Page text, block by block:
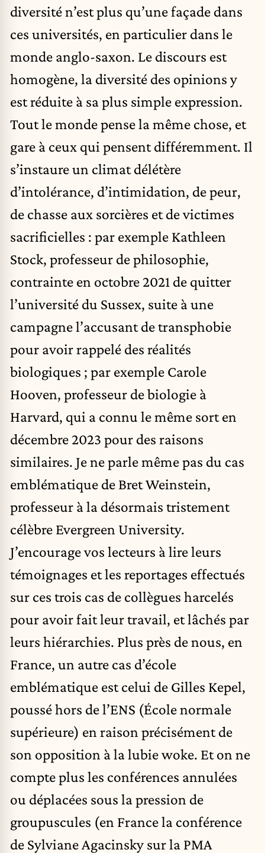
diversité n’est plus qu’une façade dans
ces universités, en particulier dans le
monde anglo-saxon. Le discours est
homogène, la diversité des opinions y
est réduite à sa plus simple expression.
Tout le monde pense la même chose, et
gare à ceux qui pensent différemment. Il
s’instaure un climat délétère
d’intolérance, d’intimidation, de peur,
de chasse aux sorcières et de victimes
sacrificielles : par exemple Kathleen
Stock, professeur de philosophie,
contrainte en octobre 2021 de quitter
l’université du Sussex, suite à une
campagne l’accusant de transphobie
pour avoir rappelé des réalités
biologiques ; par exemple Carole
Hooven, professeur de biologie à
Harvard, qui a connu le même sort en
décembre 2023 pour des raisons
similaires. Je ne parle même pas du cas
emblématique de Bret Weinstein,
professeur à la désormais tristement
célèbre Evergreen University.
J’encourage vos lecteurs à lire leurs
témoignages et les reportages effectués
sur ces trois cas de collègues harcelés
pour avoir fait leur travail, et lâchés par
leurs hiérarchies. Plus près de nous, en
France, un autre cas d’école
emblématique est celui de Gilles Kepel,
poussé hors de l’ENS (École normale
supérieure) en raison précisément de
son opposition à la lubie woke. Et on ne
compte plus les conférences annulées
ou déplacées sous la pression de
groupuscules (en France la conférence
de Sylviane Agacinsky sur la PMA